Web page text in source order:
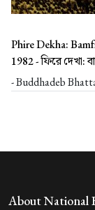
Phire Dekha:
1982 -ফিরে দেখা:
- Buddhadeb
About National